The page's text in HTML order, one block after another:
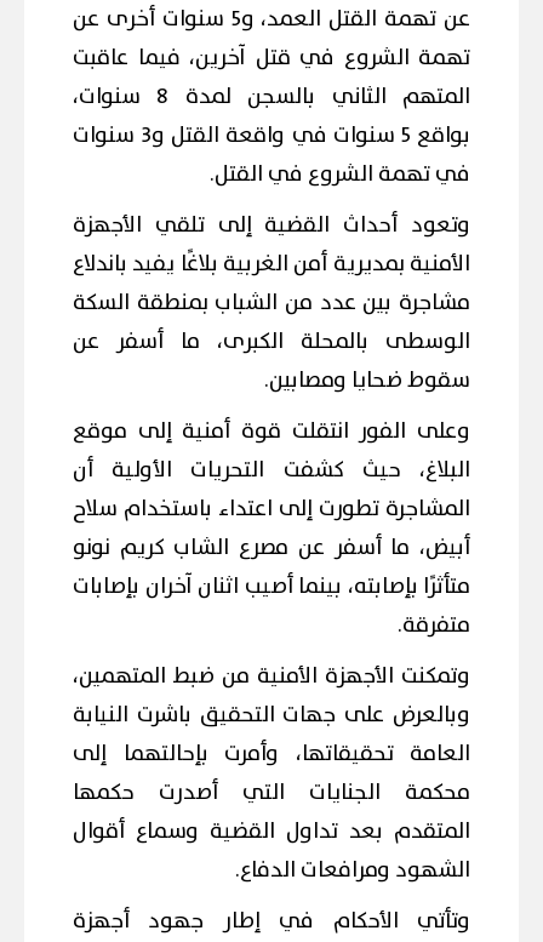
عن تهمة القتل العمد، و5 سنوات أخرى عن
تهمة الشروع في قتل آخرين، فيما عاقبت
المتهم الثاني بالسجن لمدة 8 سنوات،
بواقع 5 سنوات في واقعة القتل و3 سنوات
في تهمة الشروع في القتل.
وتعود أحداث القضية إلى تلقي الأجهزة
الأمنية بمديرية أمن الغربية بلاغًا يفيد باندلاع
مشاجرة بين عدد من الشباب بمنطقة السكة
الوسطى بالمحلة الكبرى، ما أسفر عن
سقوط ضحايا ومصابين.
وعلى الفور انتقلت قوة أمنية إلى موقع
البلاغ، حيث كشفت التحريات الأولية أن
المشاجرة تطورت إلى اعتداء باستخدام سلاح
أبيض، ما أسفر عن مصرع الشاب كريم نونو
متأثرًا بإصابته، بينما أصيب اثنان آخران بإصابات
متفرقة.
وتمكنت الأجهزة الأمنية من ضبط المتهمين،
وبالعرض على جهات التحقيق باشرت النيابة
العامة تحقيقاتها، وأمرت بإحالتهما إلى
محكمة الجنايات التي أصدرت حكمها
المتقدم بعد تداول القضية وسماع أقوال
الشهود ومرافعات الدفاع.
وتأتي الأحكام في إطار جهود أجهزة